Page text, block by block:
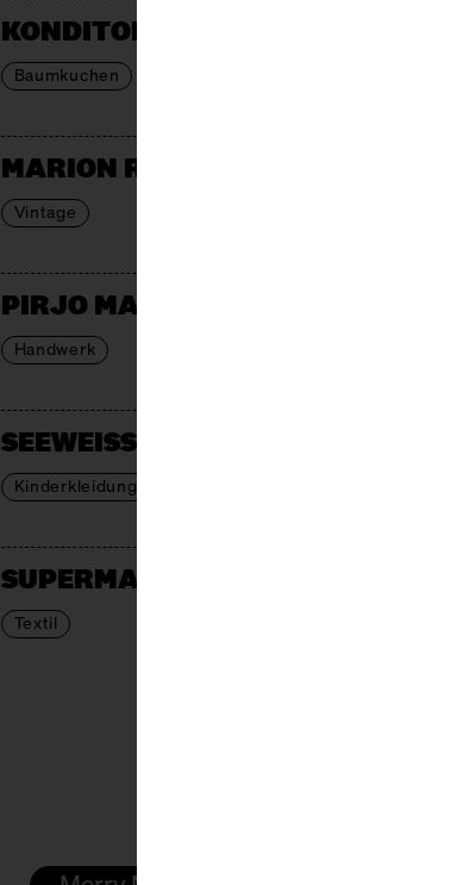
KONDITOREI W
Baumkuchen
MARION RIEDEL
Vintage
PIRJO MARX
Handwerk
SEEWEISSCHEN
Kinderkleidung
SUPERMARCHÉ
Textil